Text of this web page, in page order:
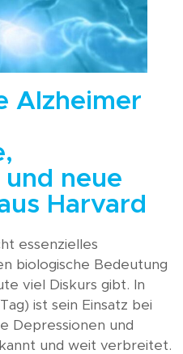
Alzheimer
und neue
Harvard
essenzielles
biologische Bedeutung
viel Diskurs gibt. In
ist sein Einsatz bei
Depressionen und
und weit verbreitet.